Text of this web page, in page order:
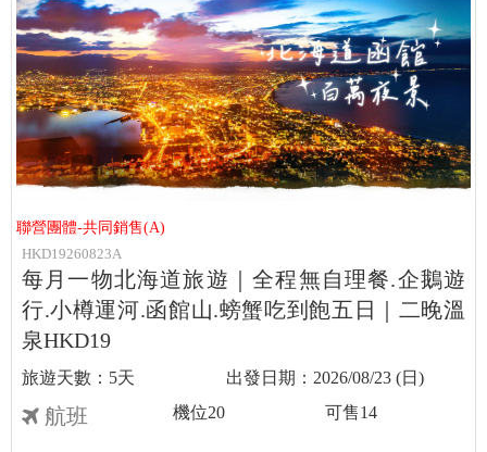
聯營團體-共同銷售(A)
HKD19260823A
每月一物北海道旅遊｜全程無自理餐.企鵝遊
行.小樽運河.函館山.螃蟹吃到飽五日｜二晚溫
泉HKD19
5天 2026/08/23 (日)
航班 機位20 可售14